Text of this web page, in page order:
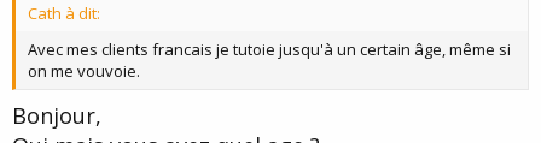
Cath à dit:
Avec mes clients francais je tutoie jusqu'à un certain âge, même si
on me vouvoie.
Bonjour,